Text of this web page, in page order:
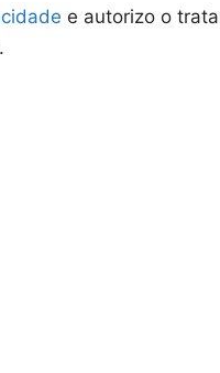
e autorizo o